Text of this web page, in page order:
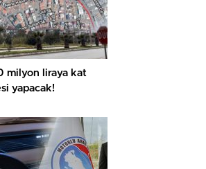
milyon liraya kat
yapacak!